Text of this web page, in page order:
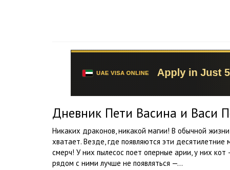
Дневник Пети Васина и Васи
Никаких драконов, никакой магии! В обычной
хватает. Везде, где появляются эти десятилетние
смерч! У них пылесос поет оперные арии, у них
рядом с ними лучше не появляться —...